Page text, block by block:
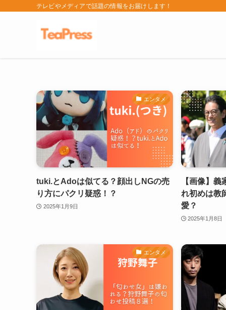
テレビやメディアで話題の情報をお届けします！
エンタメ
tuki.とAdoは似てる？顔出しNGの売
り方にパクリ疑惑！？
2025年1月9日
【画像】
れ初めは教
愛？
2025年1月8日
エンタメ